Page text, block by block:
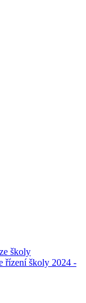
školy
řízení školy 2024 -